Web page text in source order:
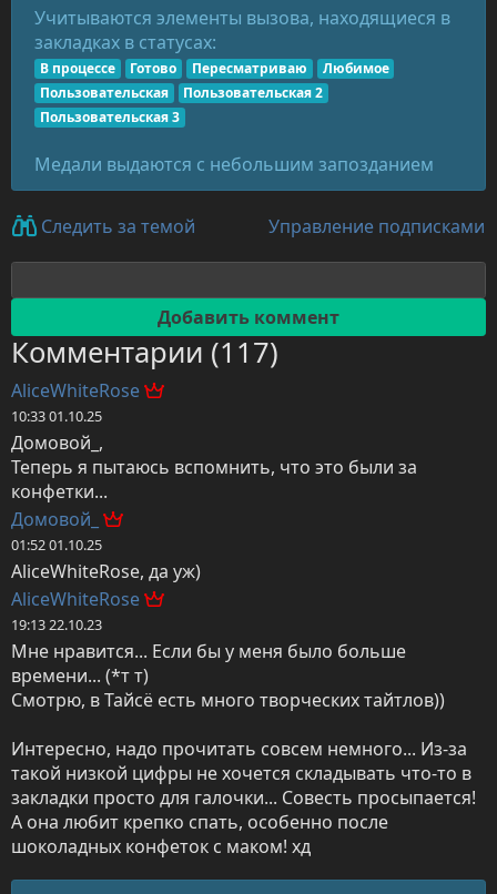
Учитываются элементы вызова, находящиеся в
закладках в статусах:
В процессе Готово Пересматриваю
Любимое
Пользовательская
Пользовательская 2
Пользовательская 3
Медали выдаются с небольшим запозданием
Следить за темой Управление подписками
Комментарии (117)
AliceWhiteRose
10:33 01.10.25
Домовой_,
Теперь я пытаюсь вспомнить, что это были за
конфетки...
Домовой_
01:52 01.10.25
AliceWhiteRose, да уж)
AliceWhiteRose
19:13 22.10.23
Мне нравится... Если бы у меня было больше
времени... (*т т)
Смотрю, в Тайсё есть много творческих тайтлов))
Интересно, надо прочитать совсем немного... Из-за
такой низкой цифры не хочется складывать что-то в
закладки просто для галочки... Совесть просыпается!
А она любит крепко спать, особенно после
шоколадных конфеток с маком! хд